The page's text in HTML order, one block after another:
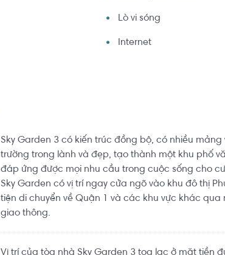
Lò vi sóng
Internet
Sky Garden 3 có kiến trúc đồng bộ, có nhiều
trường trong lành và đẹp, tạo thành một khu phố
đáp ứng được mọi nhu cầu trong cuộc sống cho
Sky Garden có vị trí ngay cửa ngõ vào khu đô thị
tiện di chuyển về Quận 1 và các khu vực khác qua
giao thông.
Vị trí của tòa nhà Sky Garden 3 tọa lạc ở mặt tiền